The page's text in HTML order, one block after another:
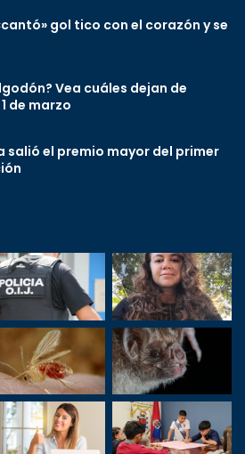
gol tico con el corazón y se
Vea cuáles dejan de
de marzo
salió el premio mayor del primer